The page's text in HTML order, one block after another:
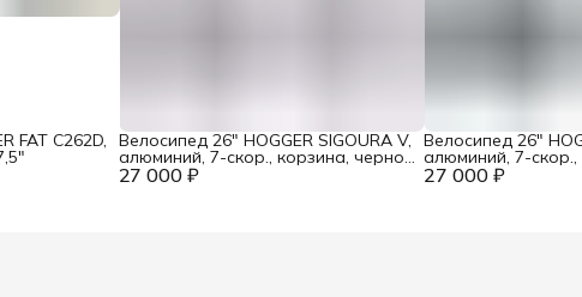
FAT C262D,
27 000 ₽
Велосипед 26" HOGGER SIGOURA V,
алюминий, 7-скор., корзина, черно-
розовый 27 000 ₽
Велосипед 26"
алюминий, 7-
ультрамарин